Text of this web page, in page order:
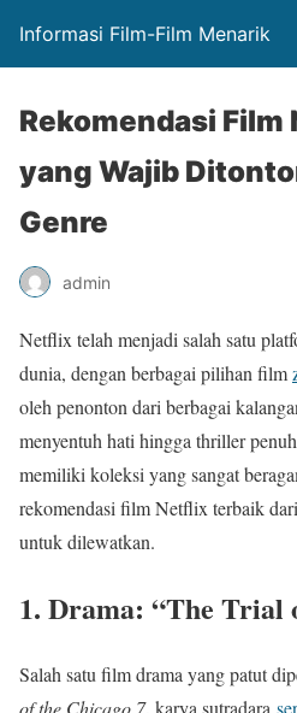
Informasi Film-Film Menarik
Rekomendasi
yang Wajib
Genre
admin
Netflix telah menjadi salah satu
dunia, dengan berbagai pilihan film
oleh penonton dari berbagai
menyentuh hati hingga thriller
memiliki koleksi yang sangat
rekomendasi film Netflix terbaik
untuk dilewatkan.
1. Drama: “The Trial
Salah satu film drama yang patut
of the Chicago 7, karya sutradara